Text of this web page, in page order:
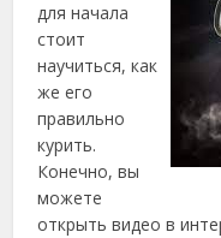
для начала
стоит
научиться, как
же его
правильно
курить.
Конечно, вы
можете
открыть видео в